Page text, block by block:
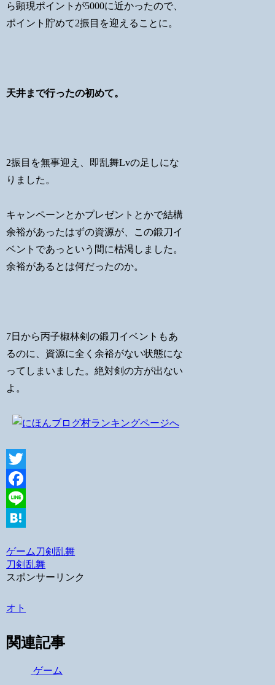
ら顕現ポイントが5000に近かったので、
ポイント貯めて2振目を迎えることに。
天井まで行ったの初めて。
2振目を無事迎え、即乱舞Lvの足しにな
りました。
キャンペーンとかプレゼントとかで結構
余裕があったはずの資源が、この鍛刀イ
ベントであっという間に枯渇しました。
余裕があるとは何だったのか。
7日から丙子椒林剣の鍛刀イベントもあ
るのに、資源に全く余裕がない状態にな
ってしまいました。絶対剣の方が出ない
よ。
Twitter
Facebook
Line
ゲーム 刀剣乱舞
刀剣乱舞
スポンサーリンク
オト
関連記事
ゲーム